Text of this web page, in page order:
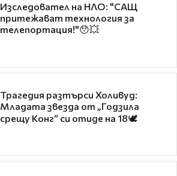
Изследовател на НЛО: "САЩ
притежават технология за
телепортация!"😯💥
Трагедия разтърси Холивуд:
Младата звезда от „Годзила
срещу Конг“ си отиде на 18🕊️